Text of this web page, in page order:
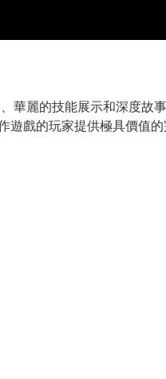
麗的技能展示和深度故
戲的玩家提供極具價值的